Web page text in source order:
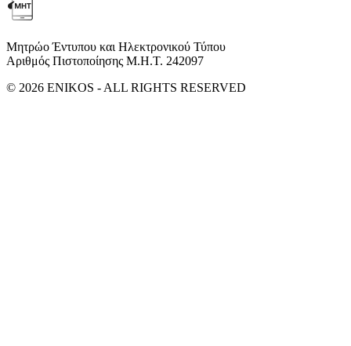
Μητρώο Έντυπου και Ηλεκτρονικού Τύπου
Αριθμός Πιστοποίησης Μ.Η.Τ. 242097
© 2026 ENIKOS - ALL RIGHTS RESERVED